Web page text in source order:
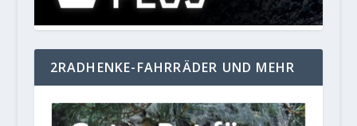
2RADHENKE-FAHRRÄDER UND MEHR